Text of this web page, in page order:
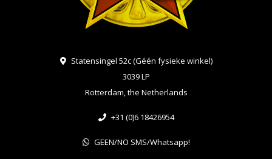
Statensingel 52c (Géén fysieke winkel)
3039 LP
Rotterdam, the Netherlands
+31 (0)6 18426954
GEEN/NO SMS/Whatsapp!